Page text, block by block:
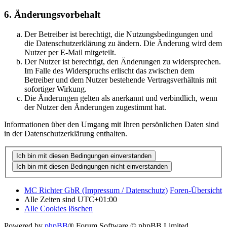
6. Änderungsvorbehalt
Der Betreiber ist berechtigt, die Nutzungsbedingungen und
die Datenschutzerklärung zu ändern. Die Änderung wird dem
Nutzer per E-Mail mitgeteilt.
Der Nutzer ist berechtigt, den Änderungen zu widersprechen.
Im Falle des Widerspruchs erlischt das zwischen dem
Betreiber und dem Nutzer bestehende Vertragsverhältnis mit
sofortiger Wirkung.
Die Änderungen gelten als anerkannt und verbindlich, wenn
der Nutzer den Änderungen zugestimmt hat.
Informationen über den Umgang mit Ihren persönlichen Daten sind
in der Datenschutzerklärung enthalten.
MC Richter GbR (Impressum / Datenschutz) Foren-Übersicht
Alle Zeiten sind UTC+01:00
Alle Cookies löschen